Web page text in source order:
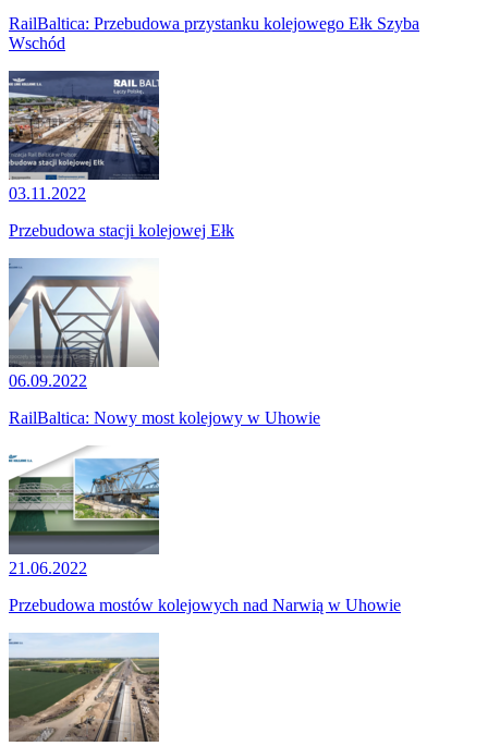
RailBaltica: Przebudowa przystanku kolejowego Ełk Szyba
Wschód
03.11.2022
Przebudowa stacji kolejowej Ełk
06.09.2022
RailBaltica: Nowy most kolejowy w Uhowie
21.06.2022
Przebudowa mostów kolejowych nad Narwią w Uhowie